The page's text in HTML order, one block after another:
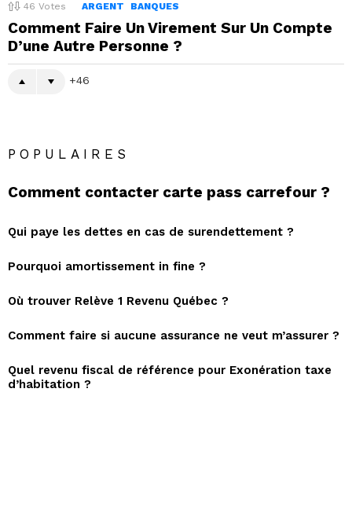
46 Votes ARGENT BANQUES
Comment Faire Un Virement Sur Un Compte
D’une Autre Personne ?
46
POPULAIRES
Comment contacter carte pass carrefour ?
Qui paye les dettes en cas de surendettement ?
Pourquoi amortissement in fine ?
Où trouver Relève 1 Revenu Québec ?
Comment faire si aucune assurance ne veut m’assurer ?
Quel revenu fiscal de référence pour Exonération taxe
d’habitation ?